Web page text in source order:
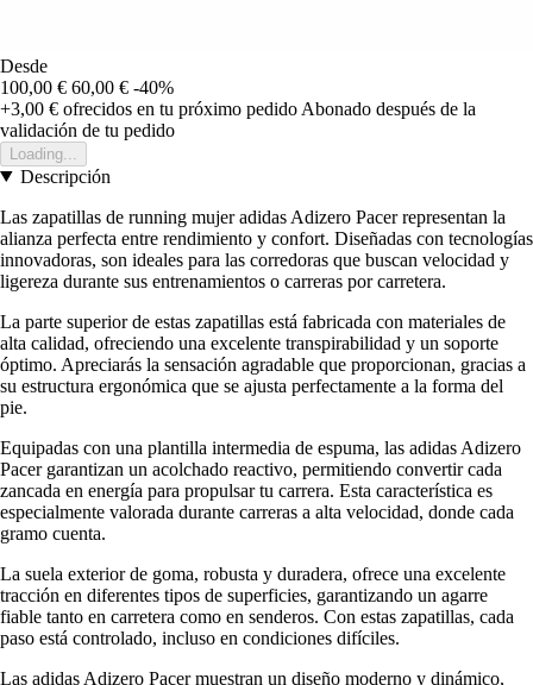
Desde
100,00 € 60,00 € -40%
+3,00 € ofrecidos en tu próximo pedido Abonado después de la
validación de tu pedido
Loading...
Descripción
Las zapatillas de running mujer adidas Adizero Pacer representan la
alianza perfecta entre rendimiento y confort. Diseñadas con tecnologías
innovadoras, son ideales para las corredoras que buscan velocidad y
ligereza durante sus entrenamientos o carreras por carretera.
La parte superior de estas zapatillas está fabricada con materiales de
alta calidad, ofreciendo una excelente transpirabilidad y un soporte
óptimo. Apreciarás la sensación agradable que proporcionan, gracias a
su estructura ergonómica que se ajusta perfectamente a la forma del
pie.
Equipadas con una plantilla intermedia de espuma, las adidas Adizero
Pacer garantizan un acolchado reactivo, permitiendo convertir cada
zancada en energía para propulsar tu carrera. Esta característica es
especialmente valorada durante carreras a alta velocidad, donde cada
gramo cuenta.
La suela exterior de goma, robusta y duradera, ofrece una excelente
tracción en diferentes tipos de superficies, garantizando un agarre
fiable tanto en carretera como en senderos. Con estas zapatillas, cada
paso está controlado, incluso en condiciones difíciles.
Las adidas Adizero Pacer muestran un diseño moderno y dinámico,